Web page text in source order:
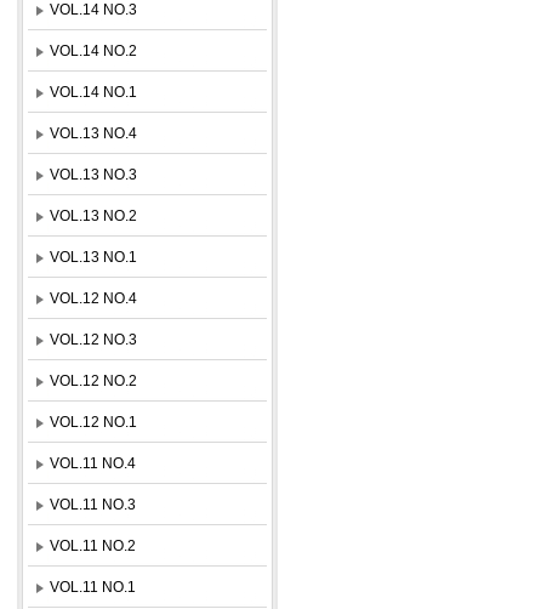
VOL.14 NO.3
VOL.14 NO.2
VOL.14 NO.1
VOL.13 NO.4
VOL.13 NO.3
VOL.13 NO.2
VOL.13 NO.1
VOL.12 NO.4
VOL.12 NO.3
VOL.12 NO.2
VOL.12 NO.1
VOL.11 NO.4
VOL.11 NO.3
VOL.11 NO.2
VOL.11 NO.1